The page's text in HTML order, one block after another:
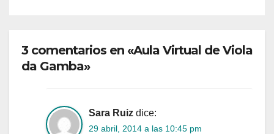
3 comentarios en «Aula Virtual de Viola
da Gamba»
Sara Ruiz dice:
29 abril, 2014 a las 10:45 pm